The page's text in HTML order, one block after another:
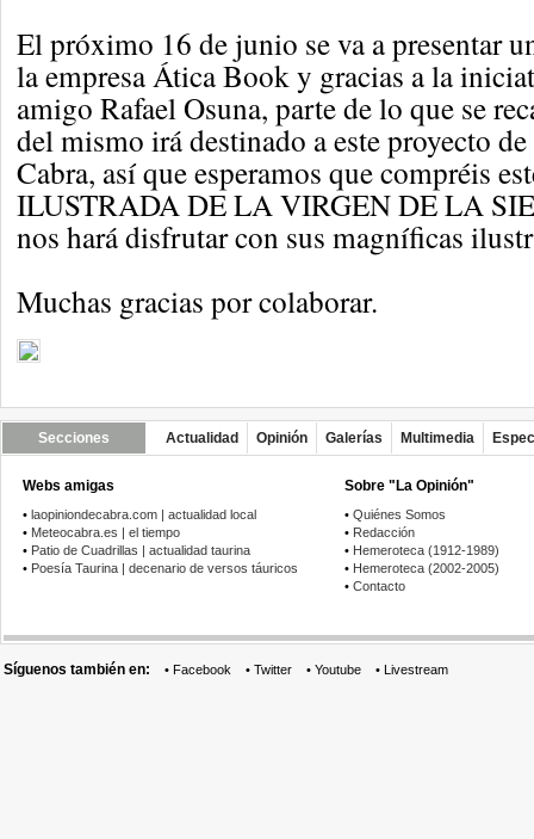
El próximo 16 de junio se va a presentar
la empresa Ática Book y gracias a la
amigo Rafael Osuna, parte de lo que se
del mismo irá destinado a este proyecto
Cabra, así que esperamos que compréis
ILUSTRADA DE LA VIRGEN DE LA
nos hará disfrutar con sus magníficas
Muchas gracias por colaborar.
Secciones Actualidad Opinión Galerías Multimedia
Webs amigas
• laopiniondecabra.com | actualidad local
• Meteocabra.es | el tiempo
• Patio de Cuadrillas | actualidad taurina
• Poesía Taurina | decenario de versos táuricos
Sobre "La Opinión"
• Quiénes Somos
• Redacción
• Hemeroteca (1912-1989)
• Hemeroteca (2002-2005)
• Contacto
Síguenos también en: • Facebook • Twitter • Youtube • Livestream